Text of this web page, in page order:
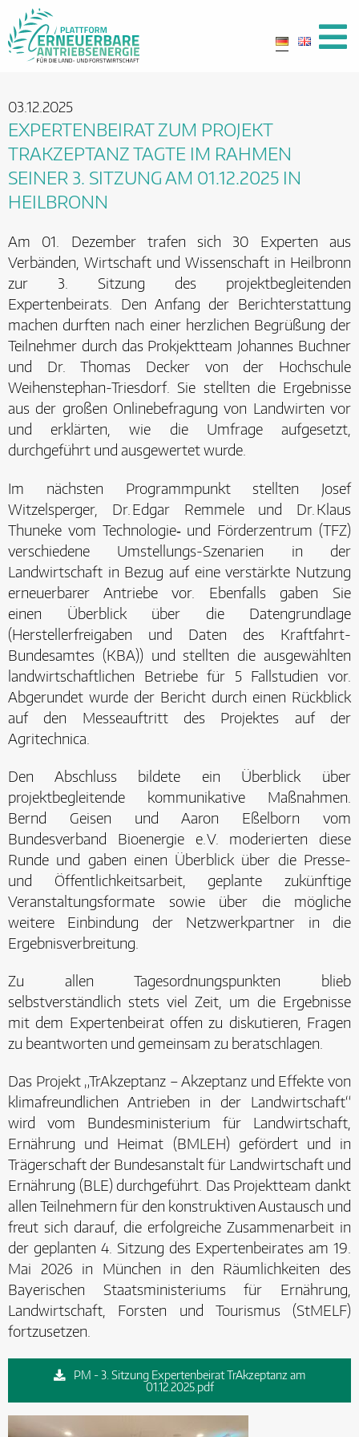
03.12.2025
EXPERTENBEIRAT ZUM PROJEKT
TRAKZEPTANZ TAGTE IM RAHMEN
SEINER 3. SITZUNG AM 01.12.2025 IN
HEILBRONN
Am 01. Dezember trafen sich 30 Experten aus
Verbänden, Wirtschaft und Wissenschaft in Heilbronn
zur 3. Sitzung des projektbegleitenden
Expertenbeirats. Den Anfang der Berichterstattung
machen durften nach einer herzlichen Begrüßung der
Teilnehmer durch das Prokjektteam Johannes Buchner
und Dr. Thomas Decker von der Hochschule
Weihenstephan-Triesdorf. Sie stellten die Ergebnisse
aus der großen Onlinebefragung von Landwirten vor
und erklärten, wie die Umfrage aufgesetzt,
durchgeführt und ausgewertet wurde.
Im nächsten Programmpunkt stellten Josef
Witzelsperger, Dr. Edgar Remmele und Dr. Klaus
Thuneke vom Technologie‑ und Förderzentrum (TFZ)
verschiedene Umstellungs-Szenarien in der
Landwirtschaft in Bezug auf eine verstärkte Nutzung
erneuerbarer Antriebe vor. Ebenfalls gaben Sie
einen Überblick über die Datengrundlage
(Herstellerfreigaben und Daten des Kraftfahrt-
Bundesamtes (KBA)) und stellten die ausgewählten
landwirtschaftlichen Betriebe für 5 Fallstudien vor.
Abgerundet wurde der Bericht durch einen Rückblick
auf den Messeauftritt des Projektes auf der
Agritechnica.
Den Abschluss bildete ein Überblick über
projektbegleitende kommunikative Maßnahmen.
Bernd Geisen und Aaron Eßelborn vom
Bundesverband Bioenergie e. V. moderierten diese
Runde und gaben einen Überblick über die Presse-
und Öffentlichkeitsarbeit, geplante zukünftige
Veranstaltungsformate sowie über die mögliche
weitere Einbindung der Netzwerkpartner in die
Ergebnisverbreitung.
Zu allen Tagesordnungspunkten blieb
selbstverständlich stets viel Zeit, um die Ergebnisse
mit dem Expertenbeirat offen zu diskutieren, Fragen
zu beantworten und gemeinsam zu beratschlagen.
Das Projekt „TrAkzeptanz – Akzeptanz und Effekte von
klimafreundlichen Antrieben in der Landwirtschaft“
wird vom Bundesministerium für Landwirtschaft,
Ernährung und Heimat (BMLEH) gefördert und in
Trägerschaft der Bundesanstalt für Landwirtschaft und
Ernährung (BLE) durchgeführt. Das Projektteam dankt
allen Teilnehmern für den konstruktiven Austausch und
freut sich darauf, die erfolgreiche Zusammenarbeit in
der geplanten 4. Sitzung des Expertenbeirates am 19.
Mai 2026 in München in den Räumlichkeiten des
Bayerischen Staatsministeriums für Ernährung,
Landwirtschaft, Forsten und Tourismus (StMELF)
fortzusetzen.
PM - 3. Sitzung Expertenbeirat TrAkzeptanz am
01.12.2025.pdf